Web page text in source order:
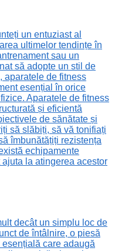
un entuziast al
ultimelor tendințe în
sau un
să adopte un stil de
aparatele de fitness
esențial în orice
Aparatele de fitness
și eficientă
de sănătate și
să slăbiți, să vă tonifiați
îmbunătățiți rezistența
echipamente
la atingerea acestor
decât un simplu loc de
de întâlnire, o piesă
care adaugă